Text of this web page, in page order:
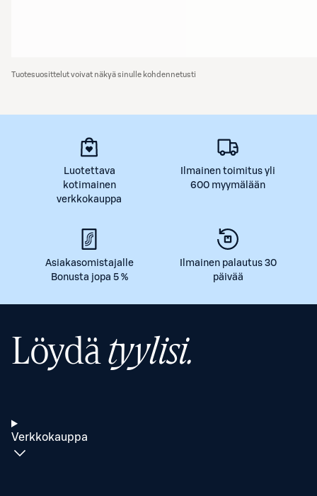
Tuotesuosittelut voivat näkyä sinulle kohdennetusti
Luotettava
kotimainen
verkkokauppa
Ilmainen toimitus yli
600 myymälään
Asiakasomistajalle
Bonusta jopa 5 %
Ilmainen palautus 30
päivää
Löydätyylisi.
Verkkokauppa